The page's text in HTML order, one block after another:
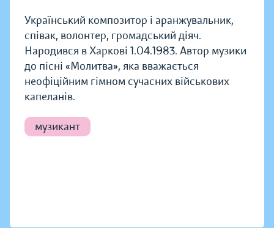
Український композитор і аранжувальник,
співак, волонтер, громадський діяч.
Народився в Харкові 1.04.1983. Автор музики
до пісні «Молитва», яка вважається
неофіційним гімном сучасних військових
капеланів.
музикант